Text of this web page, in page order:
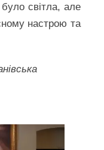
світла, але
настрою та